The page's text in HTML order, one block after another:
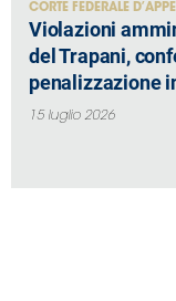
CORTE FEDERALE
Violazioni
del Trapani,
penalizzazione
15 luglio 2026